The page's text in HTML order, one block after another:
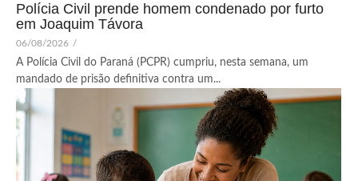
Polícia Civil prende homem condenado por furto
em Joaquim Távora
06/08/2026 /
A Polícia Civil do Paraná (PCPR) cumpriu, nesta semana, um
mandado de prisão definitiva contra um...